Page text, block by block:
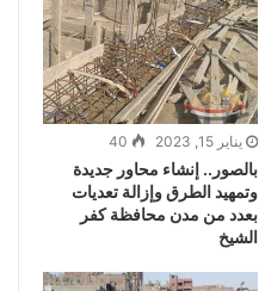
يناير 15, 2023 40
بالصور.. إنشاء محاور جديدة
وتمهيد الطرق وإزالة تعديات
بعدد من مدن محافظة كفر
الشيخ